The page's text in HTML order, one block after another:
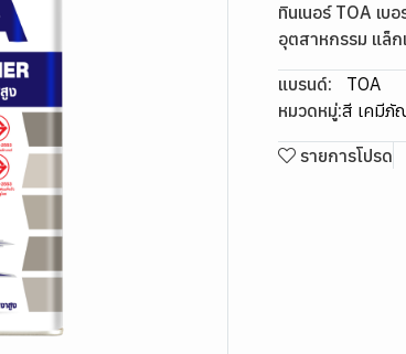
ทินเนอร์ TOA เบ
อุตสาหกรรม แล็ก
แบรนด์:
TOA
หมวดหมู่:สี เคมีภั
รายการโปรด